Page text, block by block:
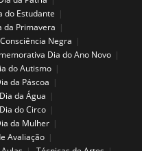
do Estudante
da Primavera
Negra
Dia do Ano Novo
do Autismo
da Páscoa
da Água
do Circo
da Mulher
Avaliação